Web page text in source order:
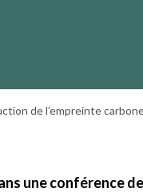
de l’empreinte
une conférence